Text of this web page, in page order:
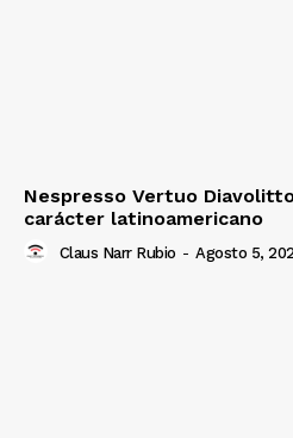
Nespresso Vertuo
carácter latinoamericano
Claus Narr Rubio - Agosto 5,